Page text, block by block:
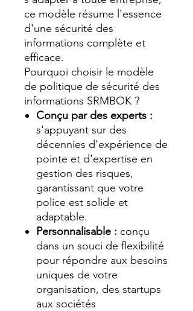
ce modèle résume l'essence
d'une sécurité des
informations complète et
efficace.
Pourquoi choisir le modèle
de politique de sécurité des
informations SRMBOK ?
Conçu par des experts :
s'appuyant sur des
décennies d'expérience de
pointe et d'expertise en
gestion des risques,
garantissant que votre
police est solide et
adaptable.
Personnalisable : conçu
dans un souci de flexibilité
pour répondre aux besoins
uniques de votre
organisation, des startups
aux sociétés